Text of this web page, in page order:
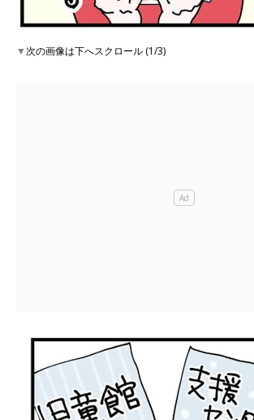
▼次の画像は下へスクロール (1/3)